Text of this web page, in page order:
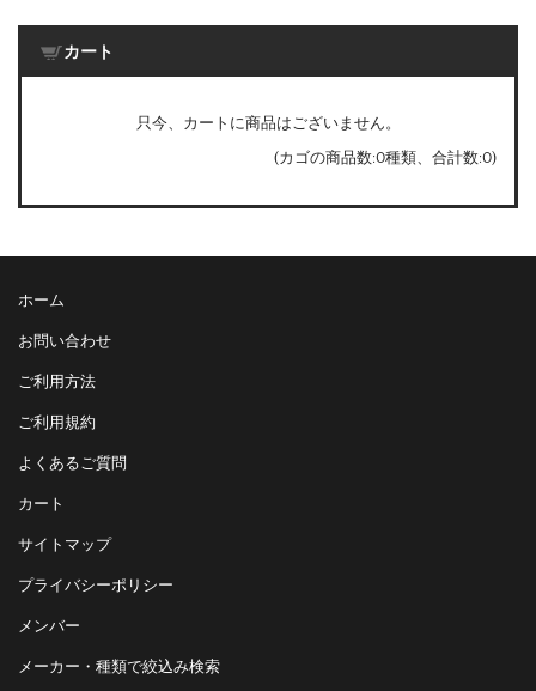
カート
只今、カートに商品はございません。
(カゴの商品数:0種類、合計数:0)
ホーム
お問い合わせ
ご利用方法
ご利用規約
よくあるご質問
カート
サイトマップ
プライバシーポリシー
メンバー
メーカー・種類で絞込み検索